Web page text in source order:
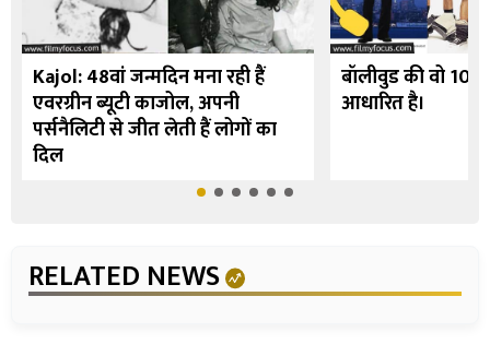
Kajol: 48वां जन्मदिन मना रही हैं
एवरग्रीन ब्यूटी काजोल, अपनी
पर्सनैलिटी से जीत लेती हैं लोगों का
दिल
बॉलीवुड की वो 10
आधारित है।
RELATED NEWS